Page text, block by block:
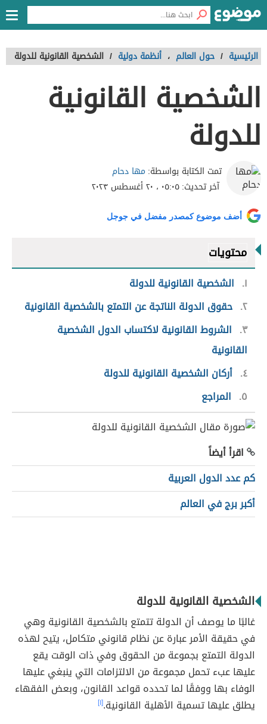
الرئيسية / حول العالم ، أنظمة دولية / الشخصية القانونية للدولة
الشخصية القانونية
للدولة
تمت الكتابة بواسطة: مها دحام
آخر تحديث:٠٥:٠٥ ، ٢٠ أغسطس ٢٠٢٣
أضف موضوع كمصدر مفضل في جوجل
محتويات
١
الشخصية القانونية للدولة
٢ حقوق الدولة الناتجة عن التمتع بالشخصية القانونية
٣
الشروط القانونية لاكتساب الدول الشخصية
القانونية
٤ أركان الشخصية القانونية للدولة
٥
المراجع
اقرأ أيضاً
كم عدد الدول العربية
أكبر برج في العالم
الشخصية القانونية للدولة
غالبًا ما يوصف أن الدولة تتمتع بالشخصية القانونية وهي
في حقيقة الأمر عبارة عن نظام قانوني متكامل، يتيح لهذه
الدولة التمتع بجموعة من الحقوق وفي ذات الوقت يقع
عليها عبء تحمل مجموعة من الالتزامات التي ينبغي عليها
الوفاء بها ووفقًا لما تحدده قواعد القانون، وبعض الفقهاء
يطلق عليها تسمية الأهلية القانونية.[١]